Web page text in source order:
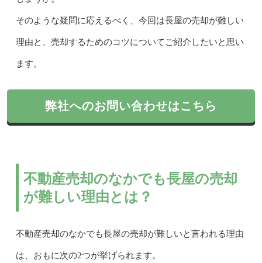
そのような疑問に応えるべく、今回は長屋の売却が難しい
理由と、売却するためのコツについてご紹介したいと思い
ます。
弊社へのお問い合わせはこちら
不動産売却のなかでも長屋の売却
が難しい理由とは？
不動産売却のなかでも長屋の売却が難しいと言われる理由
は、おもに次の2つが挙げられます。